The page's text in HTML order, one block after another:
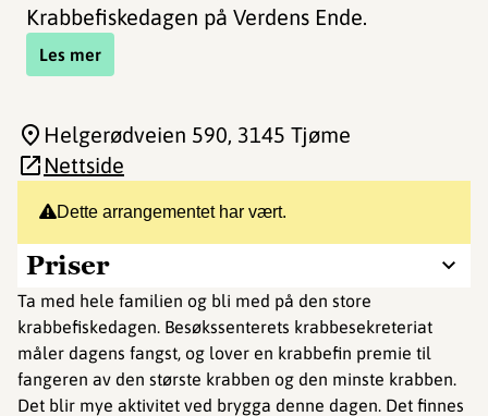
Krabbefiskedagen på Verdens Ende.
Les mer
Dette arrangementet har vært.
Priser
Ta med hele familien og bli med på den store
krabbefiskedagen. Besøkssenterets krabbesekreteriat
måler dagens fangst, og lover en krabbefin premie til
fangeren av den største krabben og den minste krabben.
Det blir mye aktivitet ved brygga denne dagen. Det finnes
Helgerødveien 590, 3145 Tjøme
Nettside